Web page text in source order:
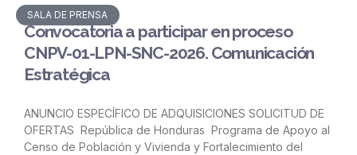
SALA DE PRENSA
Convocatoria a participar en proceso
CNPV-01-LPN-SNC-2026. Comunicación
Estratégica
ANUNCIO ESPECÍFICO DE ADQUISICIONES SOLICITUD DE
OFERTAS República de Honduras Programa de Apoyo al
Censo de Población y Vivienda y Fortalecimiento del